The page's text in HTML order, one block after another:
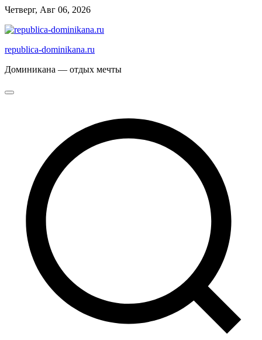
Перейти
содержимому
Четверг, Авг 06, 2026
republica-dominikana.ru
Доминикана — отдых мечты